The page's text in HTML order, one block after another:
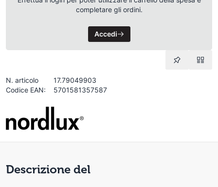
completare gli ordini.
Accedi
N. articolo
17.79049903
Codice EAN:
5701581357587
Descrizione del